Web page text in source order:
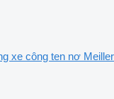
xe công ten nơ Meiller